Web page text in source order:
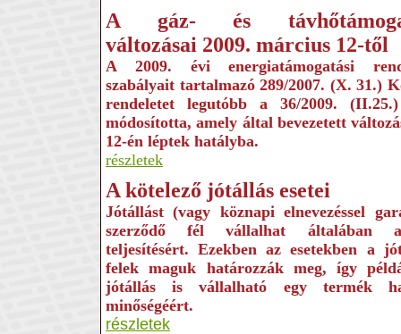
A gáz- és
változásai 2009. március 12-től
A 2009. évi energiatámogatási
szabályait tartalmazó 289/2007. (X. 31.)
rendeletet legutóbb a 36/2009.
módosította, amely által bevezetett
12-én léptek hatályba.
részletek
A kötelező jótállás esetei
Jótállást (vagy köznapi elnevezéssel
szerződő fél vállalhat általában a
teljesítésért. Ezekben az esetekben a
felek maguk határozzák meg, így
jótállás is vállalható egy termék
minőségéért.
részletek